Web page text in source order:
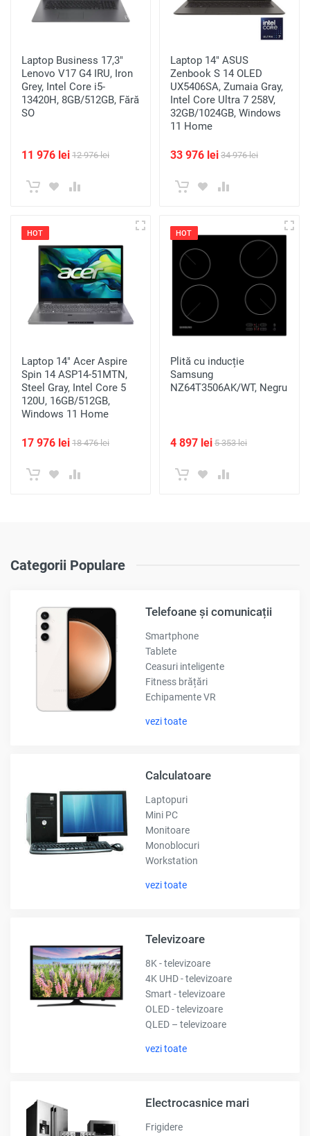
Laptop Business 17,3"
Lenovo V17 G4 IRU, Iron
Grey, Intel Core i5-
13420H, 8GB/512GB, Fără
SO
11 976 lei 12 976 lei
Laptop 14" ASUS
Zenbook S 14 OLED
UX5406SA, Zumaia Gray,
Intel Core Ultra 7 258V,
32GB/1024GB, Windows
11 Home
33 976 lei 34 976 lei
HOT
Laptop 14" Acer Aspire
Spin 14 ASP14-51MTN,
Steel Gray, Intel Core 5
120U, 16GB/512GB,
Windows 11 Home
17 976 lei 18 476 lei
HOT
Plită cu inducție
Samsung
NZ64T3506AK/WT, Negru
4 897 lei 5 353 lei
Categorii Populare
Telefoane și comunicații
Smartphone
Tablete
Ceasuri inteligente
Fitness brățări
Echipamente VR
vezi toate
Calculatoare
Laptopuri
Mini PC
Monitoare
Monoblocuri
Workstation
vezi toate
Televizoare
8K - televizoare
4K UHD - televizoare
Smart - televizoare
OLED - televizoare
QLED – televizoare
vezi toate
Electrocasnice mari
Frigidere